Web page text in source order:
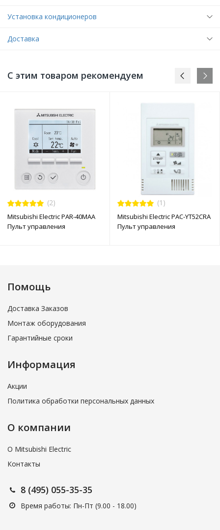
Установка кондиционеров
Доставка
С этим товаром рекомендуем
(2)
Mitsubishi Electric PAR-40MAA
Пульт управления
(1)
Mitsubishi Electric PAC-YT52CRA
Пульт управления
Помощь
Доставка Заказов
Монтаж оборудования
Гарантийные сроки
Информация
Акции
Политика обработки персональных данных
О компании
О Mitsubishi Electric
Контакты
8 (495) 055-35-35
Время работы: Пн-Пт (9.00 - 18.00)